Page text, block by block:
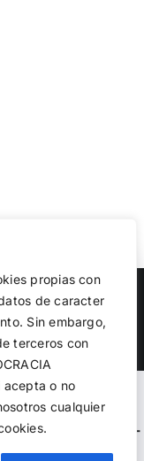
propias con
de caracter
Sin embargo,
terceros con
o no
cualquier
| All Rights Reserved
in
plugins/kn-
on line71
y mejorar
las cookies,
sus preferencias.